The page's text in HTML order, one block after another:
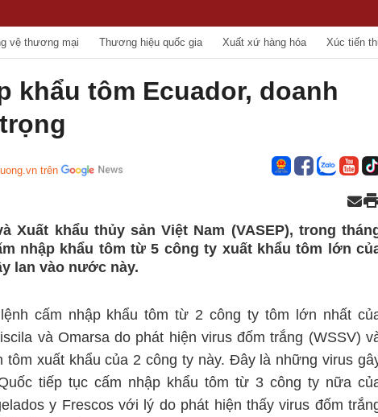
vệ thương mại Thương hiệu quốc gia Xuất xứ hàng hóa Xúc tiến
khẩu tôm Ecuador, doanh
trên
Xuất khẩu thủy sản Việt Nam (VASEP), trong
nhập khẩu tôm từ 5 công ty xuất khẩu tôm lớn
lan vào nước này.
cấm nhập khẩu tôm từ 2 công ty tôm lớn nhất
và Omarsa do phát hiện virus đốm trắng (WSSV)
tôm xuất khẩu của 2 công ty này. Đây là những virus
tiếp tục cấm nhập khẩu tôm từ 3 công ty nữa
y Frescos với lý do phát hiện thấy virus đốm